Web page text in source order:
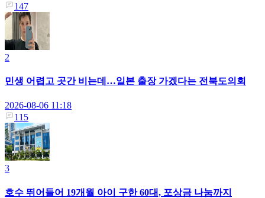
147
2
민생 어렵고 곳간 비는데…일본 출장 가겠다는 전북도의회
2026-08-06 11:18
115
3
호수 뛰어들어 19개월 아이 구한 60대, 포상금 나눔까지